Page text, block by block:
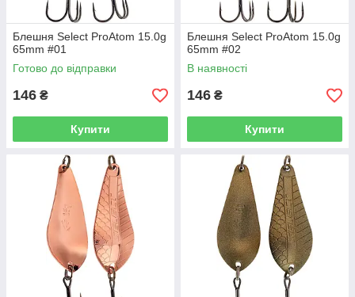
Блешня Select ProAtom 15.0g
65mm #01
Готово до відправки
146 ₴
Купити
Блешня Select ProAtom 15.0g
65mm #02
В наявності
146 ₴
Купити